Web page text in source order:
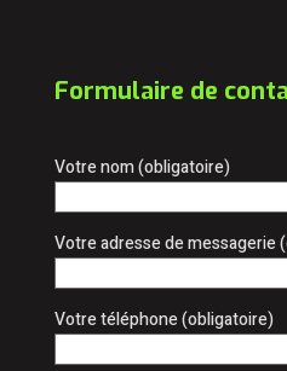
Formulaire de
Votre nom (obligatoire)
Votre adresse de messagerie
Votre téléphone (obligatoire)